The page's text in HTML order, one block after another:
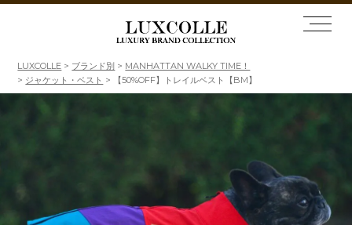
LUXCOLLE ブランド別
MANHATTAN WALKY TIME！
ジャケット・ベスト
【50%OFF】トレイルベスト【BM】